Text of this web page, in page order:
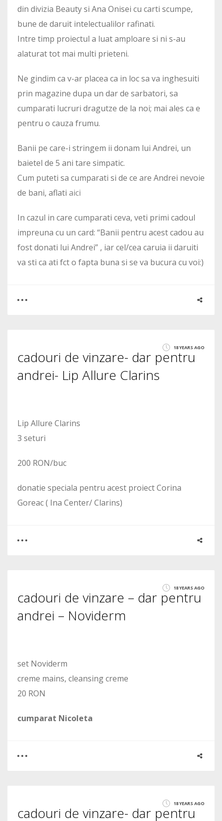
din divizia Beauty si Ana Onisei cu carti scumpe,
bune de daruit intelectualilor rafinati.
Intre timp proiectul a luat amploare si ni s-au
alaturat tot mai multi prieteni.
Ne gindim ca v-ar placea ca in loc sa va inghesuiti
prin magazine dupa un dar de sarbatori, sa
cumparati lucruri dragutze de la noi; mai ales ca e
pentru o cauza frumu.
Banii pe care-i stringem ii donam lui Andrei, un
baietel de 5 ani tare simpatic.
Cum puteti sa cumparati si de ce are Andrei nevoie
de bani, aflati aici
In cazul in care cumparati ceva, veti primi cadoul
impreuna cu un card: “Banii pentru acest cadou au
fost donati lui Andrei” , iar cel/cea caruia ii daruiti
va sti ca ati fct o fapta buna si se va bucura cu voi:)
1725
18 YEARS AGO
cadouri de vinzare- dar pentru
andrei- Lip Allure Clarins
Lip Allure Clarins
3 seturi
200 RON/buc
donatie speciala pentru acest proiect Corina
Goreac ( Ina Center/ Clarins)
1548
18 YEARS AGO
cadouri de vinzare – dar pentru
andrei – Noviderm
set Noviderm
creme mains, cleansing creme
20 RON
cumparat Nicoleta
1596
18 YEARS AGO
cadouri de vinzare- dar pentru